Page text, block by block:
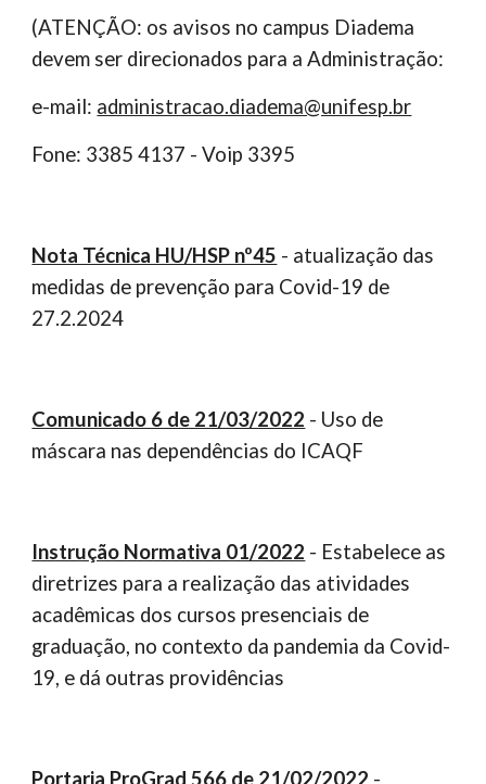
(ATENÇÃO: os avisos no campus Diadema
devem ser direcionados para a Administração:
e-mail: administracao.diadema@unifesp.br
Fone: 3385 4137 - Voip 3395
Nota Técnica HU/HSP nº45 - atualização das
medidas de prevenção para Covid-19 de
27.2.2024
Comunicado 6 de 21/03/2022 - Uso de
máscara nas dependências do ICAQF
Instrução Normativa 01/2022 - Estabelece as
diretrizes para a realização das atividades
acadêmicas dos cursos presenciais de
graduação, no contexto da pandemia da Covid-
19, e dá outras providências
Portaria ProGrad 566 de 21/02/2022 -